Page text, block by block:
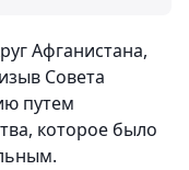
Афганистана,
Совета
путем
которое было